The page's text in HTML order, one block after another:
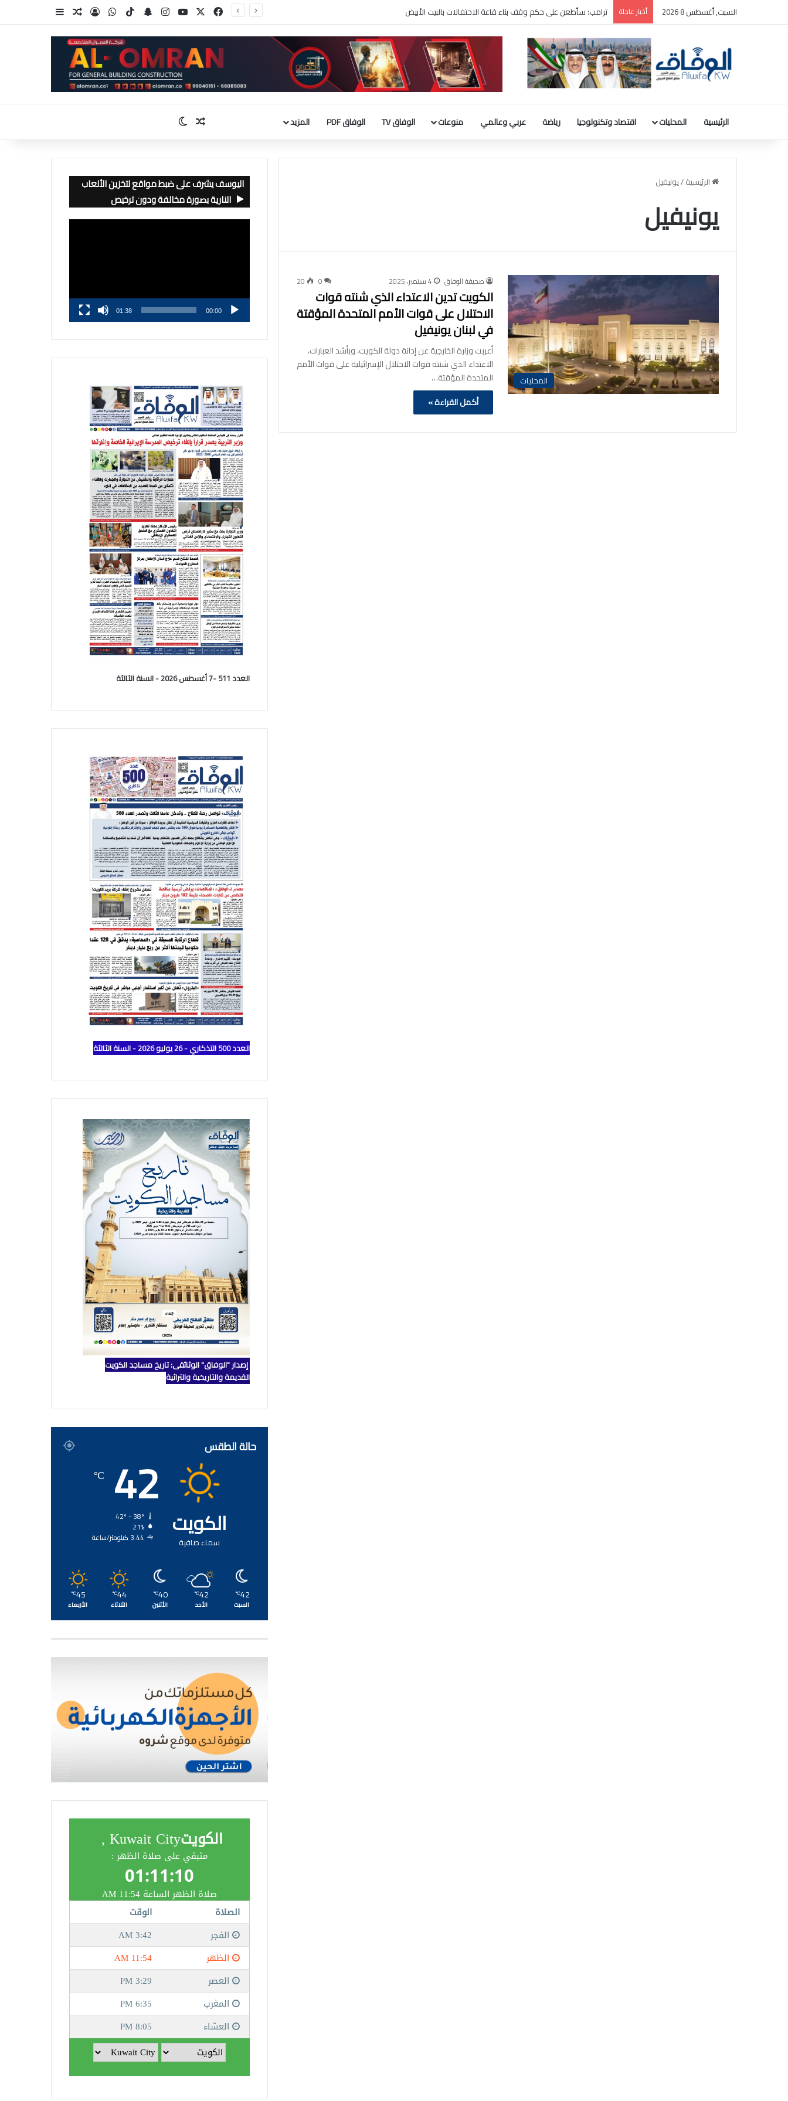
السبت, أغسطس 8 2026 أخبار عاجلة ترامب: سأطعن على حكم وقف بناء قاعة الاحتفالات بالبيت الأبيض فيسبوك ‫YouTubeانستقرامسناب تشات
‫TikTok واتسابتسجيل الدخولمقال عشوائي
الرئيسية المحليات اقتصاد وتكنولوجيا رياضة عربي وعالمي منوعات الوفاق TV الوفاق PDF المزيد مقال عشوائي
الرئيسية/يونيفيل
يونيفيل
المحليات
صحيفة الوفاق 4 سبتمبر، 2025 0
20
الكويت تدين الاعتداء الذي شنته قوات
الاحتلال على قوات الأمم المتحدة المؤقتة
في لبنان يونيفيل
أعربت وزارة الخارجية عن إدانة دولة الكويت، وبأشد العبارات،
الاعتداء الذي شنته قوات الاحتلال الإسرائيلية على قوات الأمم
المتحدة المؤقتة…
أكمل القراءة »
اليوسف يشرف على ضبط مواقع لتخزين الألعاب
النارية بصورة مخالفة ودون ترخيص
00:00
01:38
العدد 511 -7 أغسطس 2026 - السنة الثالثة
العدد 500 التذكاري - 26 يوليو 2026 - السنة الثالثة
إصدار "الوفاق" الوثائقي: تاريخ مساجد الكويت
القديمة والتاريخية والتراثية
حالة الطقس
الكويت
سماء صافية
42
℃
21%
3.44 كيلومتر/ساعة
42
℃
السبت
42
℃
الأحد
40
℃
الأثنين
44
℃
الثلاثاء
45
℃
الأربعاء